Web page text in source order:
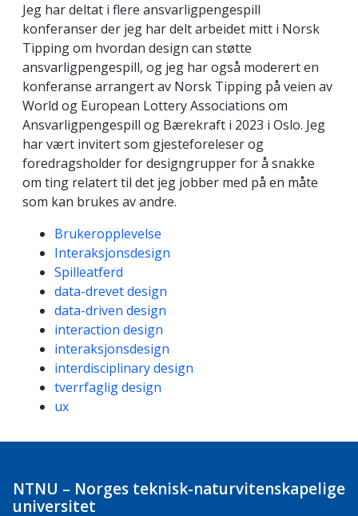
Jeg har deltat i flere ansvarligpengespill
konferanser der jeg har delt arbeidet mitt i Norsk
Tipping om hvordan design can støtte
ansvarligpengespill, og jeg har også moderert en
konferanse arrangert av Norsk Tipping på veien av
World og European Lottery Associations om
Ansvarligpengespill og Bærekraft i 2023 i Oslo. Jeg
har vært invitert som gjesteforeleser og
foredragsholder for designgrupper for å snakke
om ting relatert til det jeg jobber med på en måte
som kan brukes av andre.
Kompetanseord
Brukeropplevelse
Interaksjonsdesign
Spilleatferd
data-drevet design
data-driven design
interaction design
interaksjonsdesign
interdisciplinary design
tverrfaglig design
ux
NTNU – Norges teknisk-naturvitenskapelige
universitet